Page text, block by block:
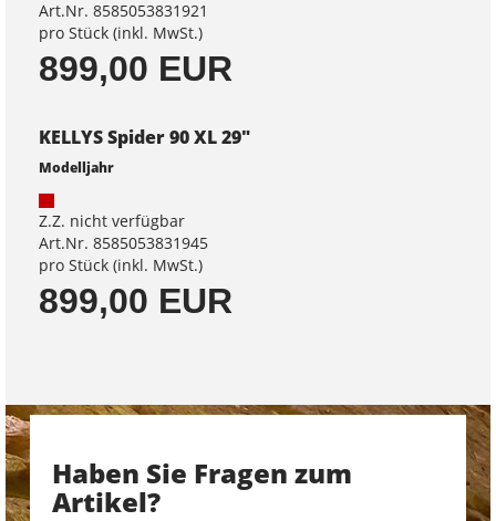
Art.Nr. 8585053831921
pro Stück (inkl. MwSt.)
899,00 EUR
KELLYS Spider 90 XL 29"
Modelljahr
Z.Z. nicht verfügbar
Art.Nr. 8585053831945
pro Stück (inkl. MwSt.)
899,00 EUR
Haben Sie Fragen zum
Artikel?